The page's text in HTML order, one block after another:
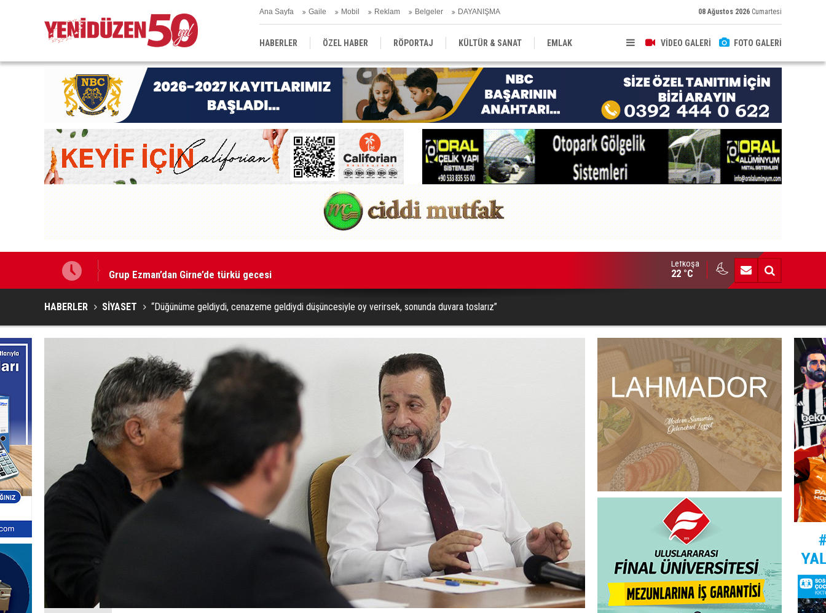
Ana Sayfa Gaile Mobil Reklam Belgeler DAYANIŞMA 08 Ağustos 2026 Cumartesi
VİDEO GALERİ FOTO GALERİ
HABERLER ÖZEL HABER RÖPORTAJ KÜLTÜR & SANAT EMLAK
EĞİTİM YEREL YÖNETİM DERGİLER SEKTÖR
Grup Ezman’dan Girne’de türkü gecesi Kıbrıs’ın güneyinde yıllık enflasyon temmuzda yüzde 2,9 oldu
Lefkoşa
22 °C
HABERLER SİYASET “Düğünüme geldiydi, cenazeme geldiydi düşüncesiyle oy verirsek, sonunda duvara toslarız”